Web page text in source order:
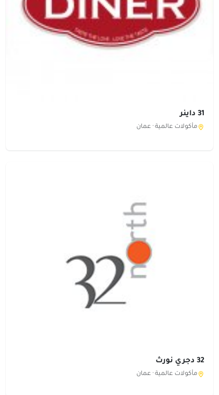
31 داينر
مأكولات عالمية · عمان
32 دجري نورث
مأكولات عالمية · عمان